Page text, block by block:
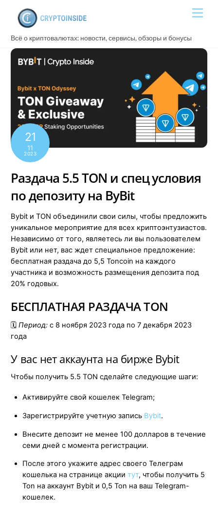
content
Всё о криптовалютах: новости, сервисы, обзоры и бонусы
21
11
2023
Раздача 5.5 TON и спец условия
по депозиту на ByBit
Bybit и TON объединили свои силы, чтобы предложить
уникальное мероприятие для всех криптоэнтузиастов.
Независимо от того, являетесь ли вы пользователем
Bybit или нет, вас ждет специальное предложение:
бесплатная раздача до 5,5 Toncoin на каждого
участника и возможность размещения депозита под
20% годовых.
БЕСПЛАТНАЯ РАЗДАЧА TON
🗓️Период: с 8 ноября 2023 года по 7 декабря 2023
года
У вас нет аккаунта на бирже Bybit
Чтобы получить 5.5 TON сделайте следующие шаги:
Активируйте свой кошелек Telegram;
Зарегистрируйте учетную запись Bybit.
Внесите депозит не менее 100 долларов в течение
семи дней с момента регистрации.
После этого укажите адрес своего Телеграм
кошелька на странице акции тут, чтобы получить 5
Ton на аккаунт Bybit и 0,5 Ton на ваш Telegram-
кошелек.